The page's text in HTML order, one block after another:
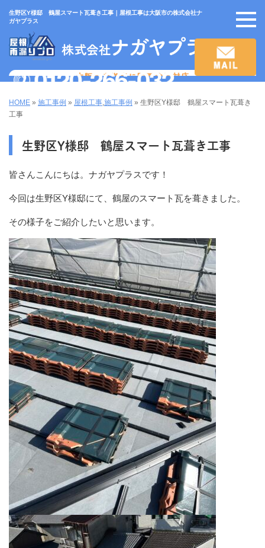
生野区Y様邸 鶴屋スマート瓦葺き工事｜屋根工事は大阪市の株式会社ナ
ガヤプラス
HOME » 施工事例 » 屋根工事 施工事例 » 生野区Y様邸 鶴屋スマート瓦葺き
工事
生野区Y様邸 鶴屋スマート瓦葺き工事
皆さんこんにちは。ナガヤプラスです！
今回は生野区Y様邸にて、鶴屋のスマート瓦を葺きました。
その様子をご紹介したいと思います。